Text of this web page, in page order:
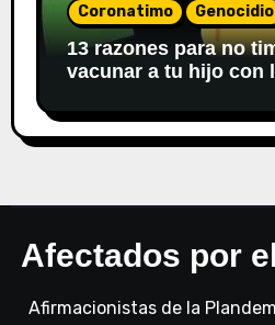
Coronatimo Genocidio
13 razones para no
vacunar a tu hijo con
Afectados por
Afirmacionistas de la